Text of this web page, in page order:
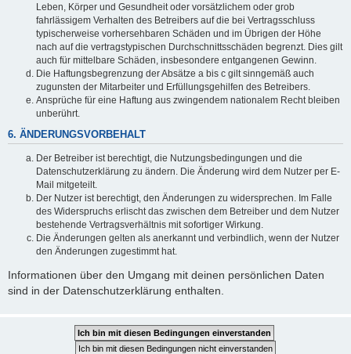
Leben, Körper und Gesundheit oder vorsätzlichem oder grob
fahrlässigem Verhalten des Betreibers auf die bei Vertragsschluss
typischerweise vorhersehbaren Schäden und im Übrigen der Höhe
nach auf die vertragstypischen Durchschnittsschäden begrenzt. Dies gilt
auch für mittelbare Schäden, insbesondere entgangenen Gewinn.
Die Haftungsbegrenzung der Absätze a bis c gilt sinngemäß auch
zugunsten der Mitarbeiter und Erfüllungsgehilfen des Betreibers.
Ansprüche für eine Haftung aus zwingendem nationalem Recht bleiben
unberührt.
6. ÄNDERUNGSVORBEHALT
Der Betreiber ist berechtigt, die Nutzungsbedingungen und die
Datenschutzerklärung zu ändern. Die Änderung wird dem Nutzer per E-
Mail mitgeteilt.
Der Nutzer ist berechtigt, den Änderungen zu widersprechen. Im Falle
des Widerspruchs erlischt das zwischen dem Betreiber und dem Nutzer
bestehende Vertragsverhältnis mit sofortiger Wirkung.
Die Änderungen gelten als anerkannt und verbindlich, wenn der Nutzer
den Änderungen zugestimmt hat.
Informationen über den Umgang mit deinen persönlichen Daten
sind in der Datenschutzerklärung enthalten.